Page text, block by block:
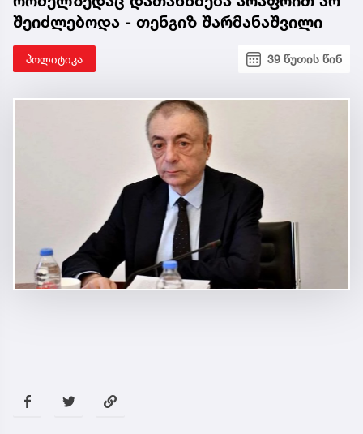
შეიძლებოდა - თენგიზ შარმანაშვილი
პოლიტიკა 39 წუთის წინ